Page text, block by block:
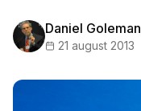
Daniel Goleman
21 august 2013